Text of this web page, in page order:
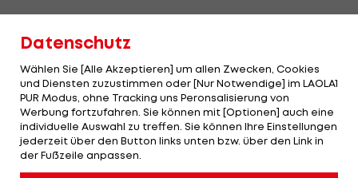
wurde er aus Maradonas Schließfach in einer
Bank in Neapel gestohlen. 2016 kaufte ihn ein
Sammler in Frankreich mit einer Reihe anderer
Trophäen für ein paar Hundert Euro, ohne
Datenschutz
Wählen Sie [Alle Akzeptieren] um allen Zwecken, Cookies
und Diensten zuzustimmen oder [Nur Notwendige] im LAOLA1
PUR Modus, ohne Tracking uns Peronsalisierung von
Werbung fortzufahren. Sie können mit [Optionen] auch eine
individuelle Auswahl zu treffen. Sie können Ihre Einstellungen
jederzeit über den Button links unten bzw. über den Link in
der Fußzeile anpassen.